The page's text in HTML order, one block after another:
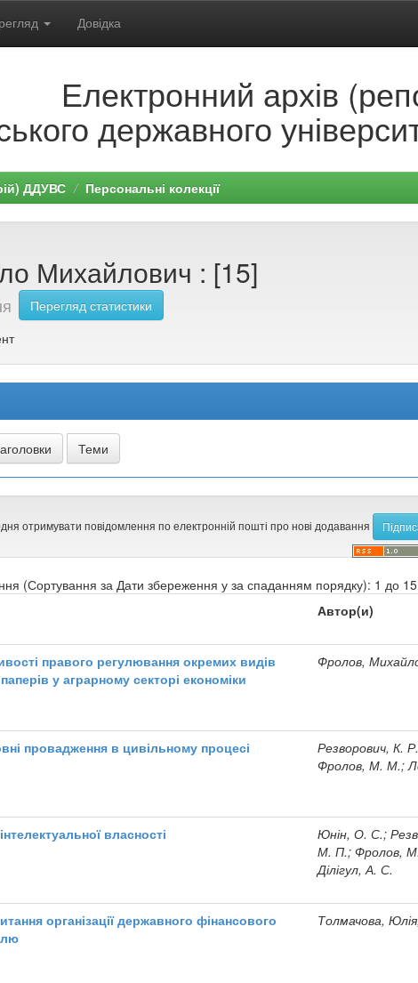
Довідка
Електронний архів
державного
ДДУВС Персональні колекції
Михайлович : [15]
Перегляд статистики
отримувати повідомлення по електронній пошті про нові додавання
(Сортування за Дати збереження у за спаданням порядку): 1 до
Автор(и)
правого регулювання окремих видів
у аграрному секторі економіки
Фролов,
провадження в цивільному процесі
Резворович, К.
Фролов, М. М.;
власності
Юнін, О. С.;
М. П.; Фролов,
Ділігул, А. С.
організації державного фінансового
Толмачова,